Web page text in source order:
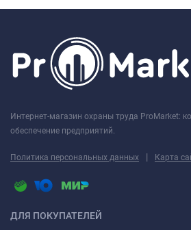
Интернет-магазин охраны труда ProMarket:
обеспечение предприятий.
Политика персональных данных | Карта
ДЛЯ ПОКУПАТЕЛЕЙ